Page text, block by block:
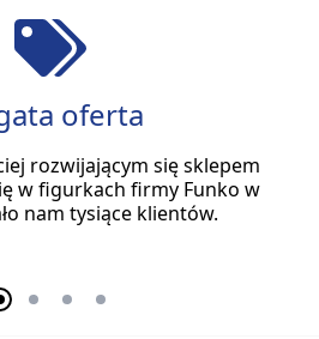
oferta
rozwijającym się sklepem
w figurkach firmy Funko w
nam tysiące klientów.